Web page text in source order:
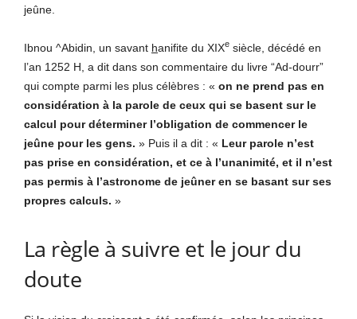
jeûne.
Ibnou ^Abidin, un savant hanifite du XIXe siècle, décédé en
l’an 1252 H, a dit dans son commentaire du livre “Ad-dourr”
qui compte parmi les plus célèbres : « on ne prend pas en
considération à la parole de ceux qui se basent sur le
calcul pour déterminer l’obligation de commencer le
jeûne pour les gens. » Puis il a dit : « Leur parole n’est
pas prise en considération, et ce à l’unanimité, et il n’est
pas permis à l’astronome de jeûner en se basant sur ses
propres calculs. »
La règle à suivre et le jour du
doute